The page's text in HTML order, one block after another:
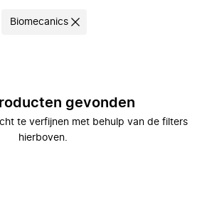
Biomecanics
gevonden
te verfijnen met behulp van de filters
hierboven.